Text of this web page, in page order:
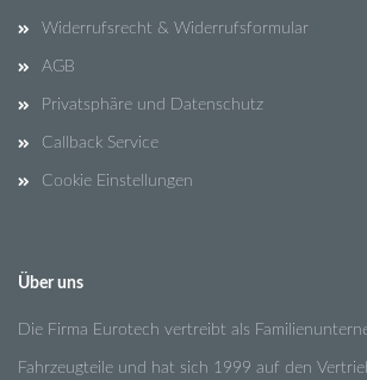
Widerrufsrecht & Widerrufsformular
AGB
Privatsphäre und Datenschutz
Callback Service
Cookie Einstellungen
Über uns
Die Firma Eurotech vertreibt als
Fahrzeugteile und hat sich 1999 auf den